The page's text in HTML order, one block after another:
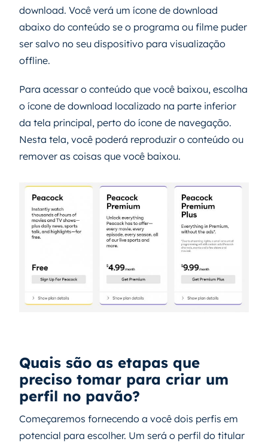
download. Você verá um ícone de download
abaixo do conteúdo se o programa ou filme puder
ser salvo no seu dispositivo para visualização
offline.
Para acessar o conteúdo que você baixou, escolha
o ícone de download localizado na parte inferior
da tela principal, perto do ícone de navegação.
Nesta tela, você poderá reproduzir o conteúdo ou
remover as coisas que você baixou.
Quais são as etapas que
preciso tomar para criar um
perfil no pavão?
Começaremos fornecendo a você dois perfis em
potencial para escolher. Um será o perfil do titular